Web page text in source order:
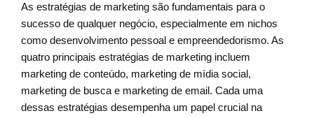
As estratégias de marketing são fundamentais para o
sucesso de qualquer negócio, especialmente em nichos
como desenvolvimento pessoal e empreendedorismo. As
quatro principais estratégias de marketing incluem
marketing de conteúdo, marketing de mídia social,
marketing de busca e marketing de email. Cada uma
dessas estratégias desempenha um papel crucial na